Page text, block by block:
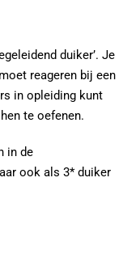
duiker’. Je
reageren bij een
in opleiding kunt
te oefenen.
in de
ook als 3* duiker